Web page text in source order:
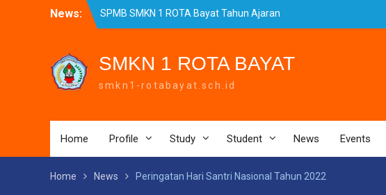
News:
SPMB SMKN 1 ROTA Bayat Tahun Ajaran
2026/2027 Resmi Dibuka
2025-2026
Realisasi Dana BOSP Reguler Tahap 1
Tahun 2026
SMKN 1 ROTA BAYAT
smkn1-rotabayat.sch.id
Home Profile Study Student News Events
Home News Peringatan Hari Santri Nasional Tahun 2022